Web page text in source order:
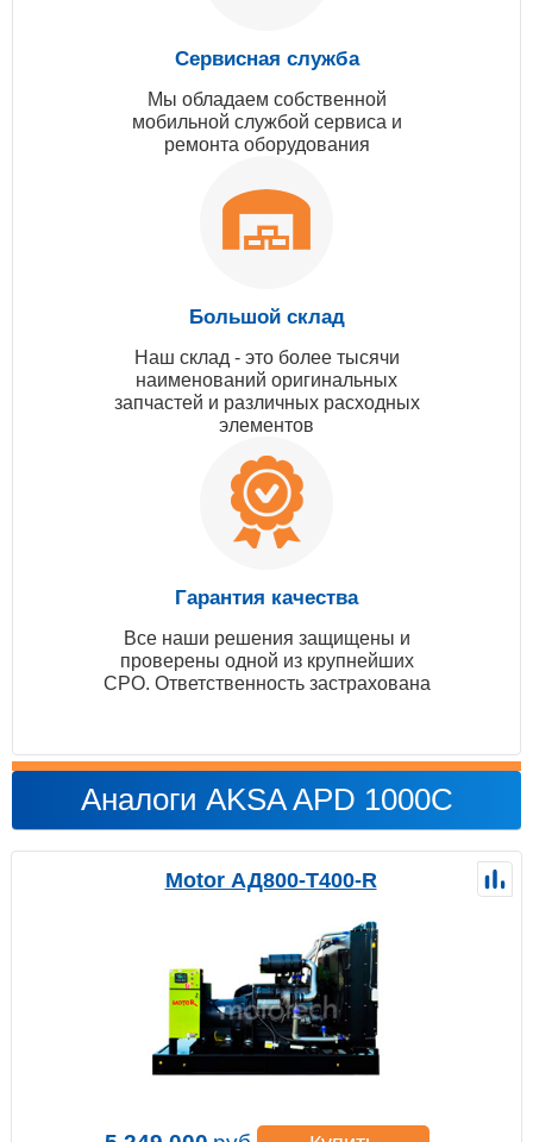
Сервисная служба
Мы обладаем собственной
мобильной службой сервиса и
ремонта оборудования
Большой склад
Наш склад - это более тысячи
наименований оригинальных
запчастей и различных расходных
элементов
Гарантия качества
Все наши решения защищены и
проверены одной из крупнейших
СРО. Ответственность застрахована
Аналоги AKSA APD 1000C
Motor АД800-Т400-R